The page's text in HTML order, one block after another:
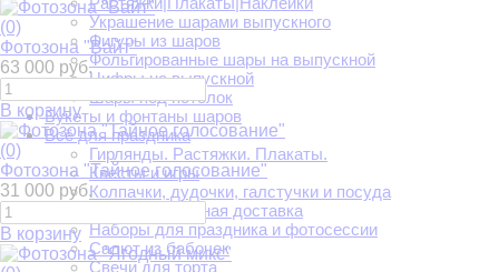
Украшение шарами выпускного
Фигуры из шаров
Фольгированные шары на выпускной
Цифры на выпускной
Шары под потолок
Букеты и фонтаны шаров
Всё для праздника
Гирлянды. Растяжки. Плакаты.
Квесты и игры
Колпачки, дудочки, галстучки и посуда
Костюмированная доставка
Наборы для праздника и фотосессии
Салют из бабочек
Свечи для торта
(0)
Фотозона "Вайт"
63 000 руб.
В корзину
(0)
Фотозона "Тайное голосование"
31 000 руб.
В корзину